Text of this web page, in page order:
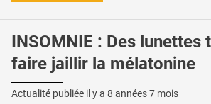
INSOMNIE : Des lunettes
faire jaillir la mélatonine
Actualité publiée il y a 8 années 7 mois